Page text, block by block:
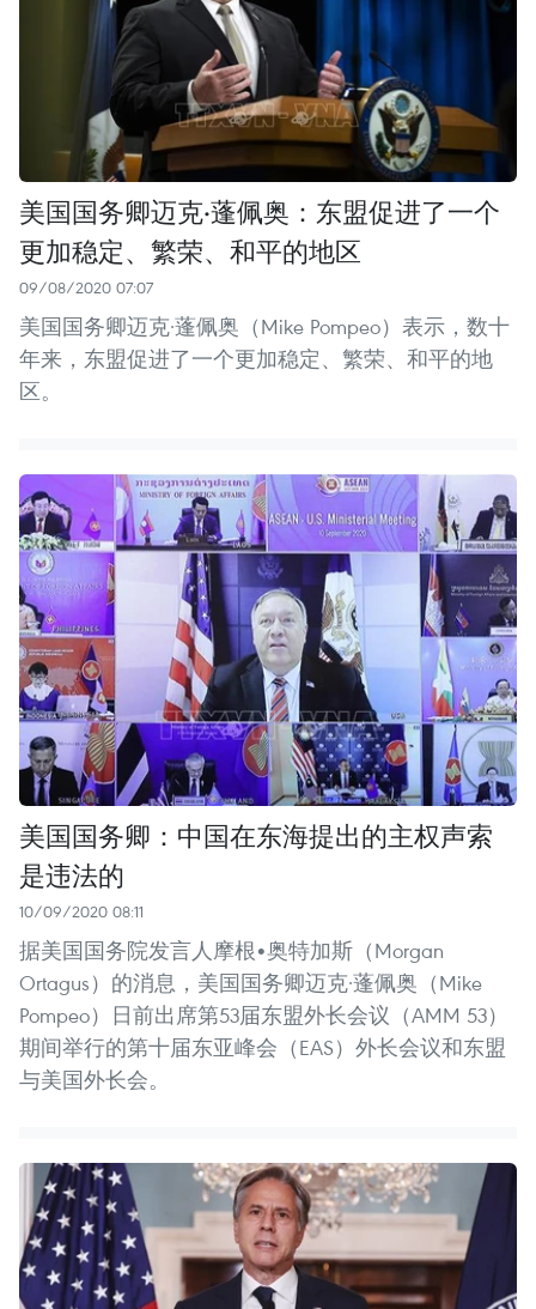
美国国务卿迈克·蓬佩奥：东盟促进了一个
更加稳定、繁荣、和平的地区
09/08/2020 07:07
美国国务卿迈克·蓬佩奥（Mike Pompeo）表示，数十
年来，东盟促进了一个更加稳定、繁荣、和平的地
区。
美国国务卿：中国在东海提出的主权声索
是违法的
10/09/2020 08:11
据美国国务院发言人摩根•奥特加斯（Morgan
Ortagus）的消息，美国国务卿迈克·蓬佩奥（Mike
Pompeo）日前出席第53届东盟外长会议（AMM 53）
期间举行的第十届东亚峰会（EAS）外长会议和东盟
与美国外长会。